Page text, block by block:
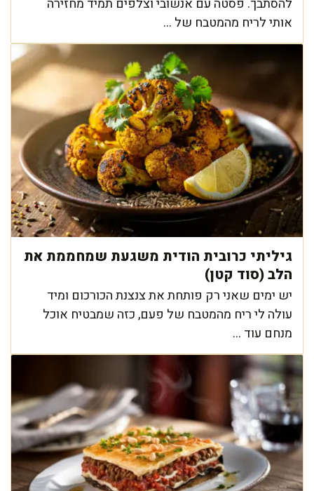
להסתבך. פסטה עם אנשובי וצלפים תמיד מחזירה
אותי לריח מהמטבח של ...
גיליתי כרובית הודית משגעת שמחממת את
הלב (סוד קטן)
יש ימים שאני רק פותחת את צנצנת הכורכום ומיד
עולה לי ריח מהמטבח של פעם, כזה שמבטיח אוכל
מנחם עוד ...